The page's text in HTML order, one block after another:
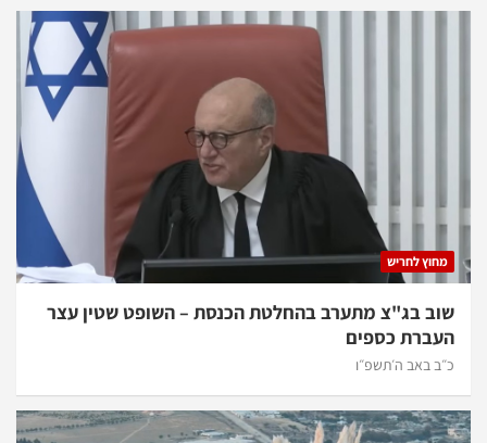
מחוץ לחריש
שוב בג"צ מתערב בהחלטת הכנסת – השופט שטין עצר
העברת כספים
כ״ב באב ה׳תשפ״ו